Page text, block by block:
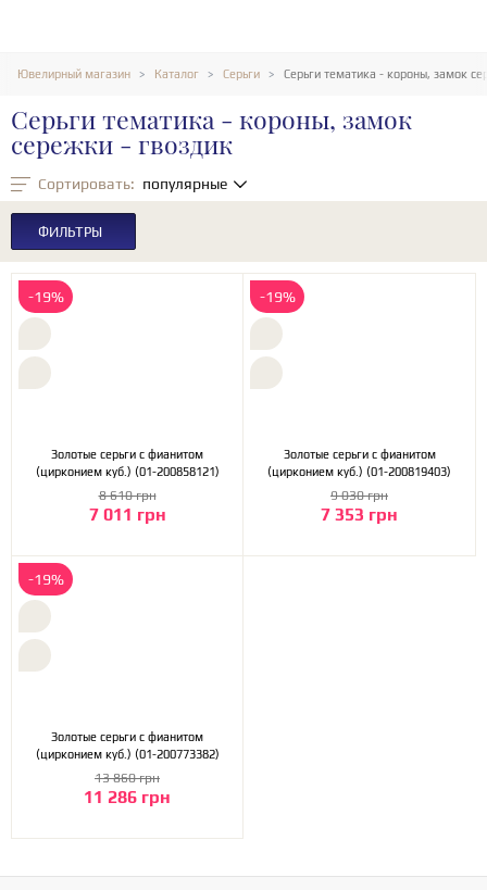
Ювелирный магазин Каталог Серьги Серьги тематика - короны, замок
Серьги тематика - короны, замок
сережки - гвоздик
Сортировать: популярные
ФИЛЬТРЫ
-19%
Золотые серьги с фианитом
(цирконием куб.) (01-200858121)
7 011 грн
8 610 грн
-19%
Золотые серьги с фианитом
(цирконием куб.) (01-200819403)
7 353 грн
9 030 грн
-19%
Золотые серьги с фианитом
(цирконием куб.) (01-200773382)
11 286 грн
13 860 грн